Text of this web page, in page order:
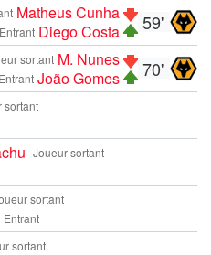
59'
Matheus Cunha
Entrant Diego Costa
70'
sortant M. Nunes
Entrant João Gomes
sortant
Joueur sortant
sortant
Entrant
sortant